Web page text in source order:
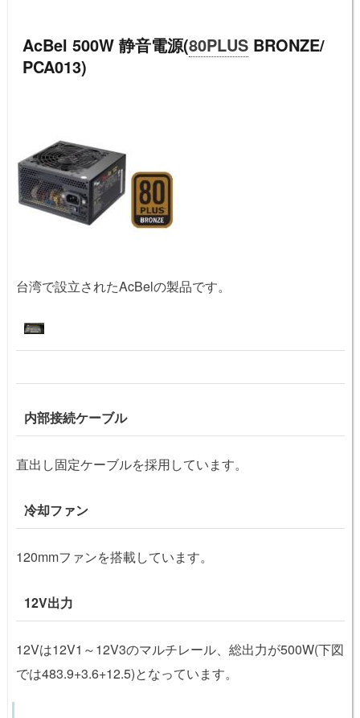
AcBel 500W 静音電源(80PLUS BRONZE/
PCA013)
台湾で設立されたAcBelの製品です。
内部接続ケーブル
直出し固定ケーブルを採用しています。
冷却ファン
120mmファンを搭載しています。
12V出力
12Vは12V1～12V3のマルチレール、総出力が500W(下図
では483.9+3.6+12.5)となっています。